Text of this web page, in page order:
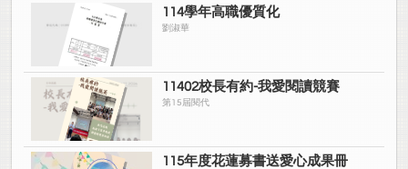
114學年高職優質化
劉淑華
11402校長有約-我愛閱讀競賽
第15屆閱代
115年度花蓮募書送愛心成果冊